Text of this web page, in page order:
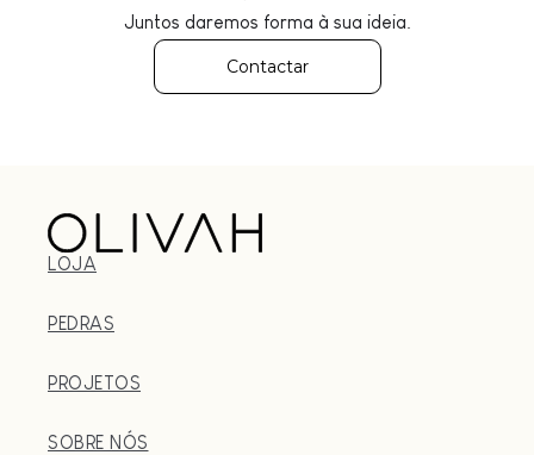
Juntos daremos forma à sua ideia.
Contactar
LOJA
PEDRAS
PROJETOS
SOBRE NÓS